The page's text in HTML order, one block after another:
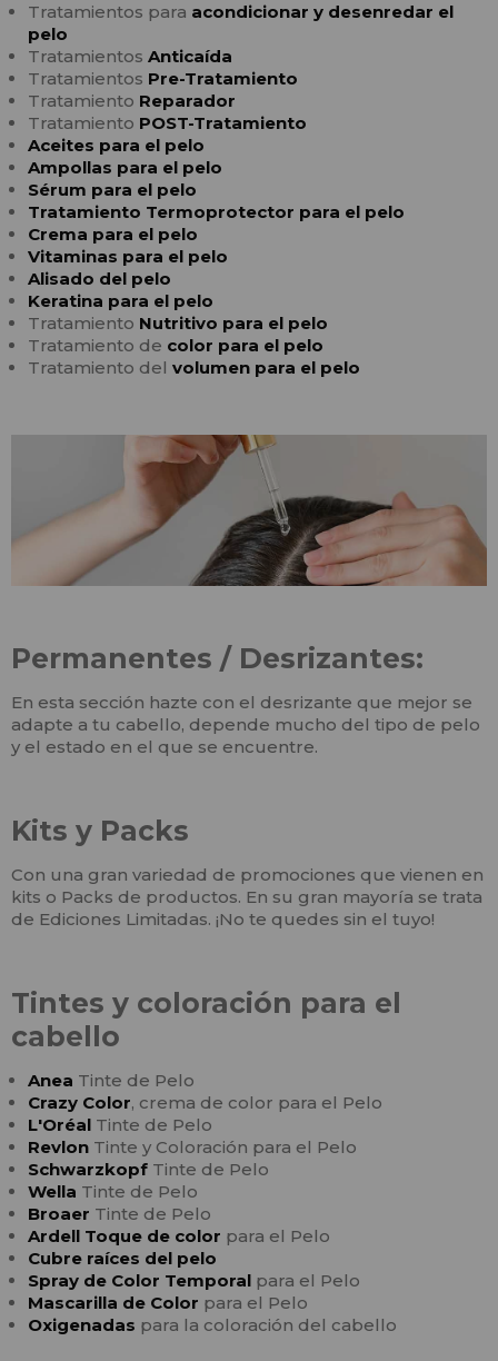
Tratamientos para acondicionar y desenredar el
pelo
Tratamientos Anticaída
Tratamientos Pre-Tratamiento
Tratamiento Reparador
Tratamiento POST-Tratamiento
Aceites para el pelo
Ampollas para el pelo
Sérum para el pelo
Tratamiento Termoprotector para el pelo
Crema para el pelo
Vitaminas para el pelo
Alisado del pelo
Keratina para el pelo
Tratamiento Nutritivo para el pelo
Tratamiento de color para el pelo
Tratamiento del volumen para el pelo
Permanentes / Desrizantes:
En esta sección hazte con el desrizante que mejor se
adapte a tu cabello, depende mucho del tipo de pelo
y el estado en el que se encuentre.
Kits y Packs
Con una gran variedad de promociones que vienen en
kits o Packs de productos. En su gran mayoría se trata
de Ediciones Limitadas. ¡No te quedes sin el tuyo!
Tintes y coloración para el
cabello
Anea Tinte de Pelo
Crazy Color, crema de color para el Pelo
L'Oréal Tinte de Pelo
Revlon Tinte y Coloración para el Pelo
Schwarzkopf Tinte de Pelo
Wella Tinte de Pelo
Broaer Tinte de Pelo
Ardell Toque de color para el Pelo
Cubre raíces del pelo
Spray de Color Temporal para el Pelo
Mascarilla de Color para el Pelo
Oxigenadas para la coloración del cabello